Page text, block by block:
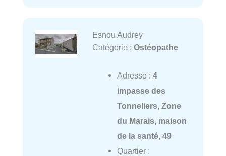
Esnou Audrey
Catégorie : Ostéopathe
Adresse : 4
impasse des
Tonneliers, Zone
du Marais, maison
de la santé, 49
Quartier :